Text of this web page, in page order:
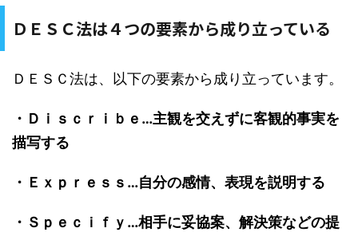
ＤＥＳＣ法は４つの要素から成り立っている
ＤＥＳＣ法は、以下の要素から成り立っています。
・Ｄｉｓｃｒｉｂｅ…主観を交えずに客観的事実を
描写する
・Ｅｘｐｒｅｓｓ…自分の感情、表現を説明する
・Ｓｐｅｃｉｆｙ…相手に妥協案、解決策などの提